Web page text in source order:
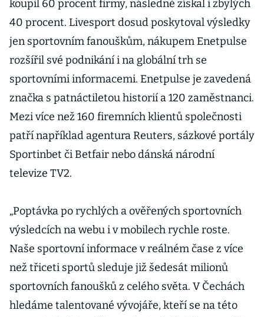
koupil 60 procent firmy, následně získal i zbylých
40 procent. Livesport dosud poskytoval výsledky
jen sportovním fanouškům, nákupem Enetpulse
rozšířil své podnikání i na globální trh se
sportovními informacemi. Enetpulse je zavedená
značka s patnáctiletou historií a 120 zaměstnanci.
Mezi více než 160 firemních klientů společnosti
patří například agentura Reuters, sázkové portály
Sportinbet či Betfair nebo dánská národní
televize TV2.
„Poptávka po rychlých a ověřených sportovních
výsledcích na webu i v mobilech rychle roste.
Naše sportovní informace v reálném čase z více
než třiceti sportů sleduje již šedesát milionů
sportovních fanoušků z celého světa. V Čechách
hledáme talentované vývojáře, kteří se na této